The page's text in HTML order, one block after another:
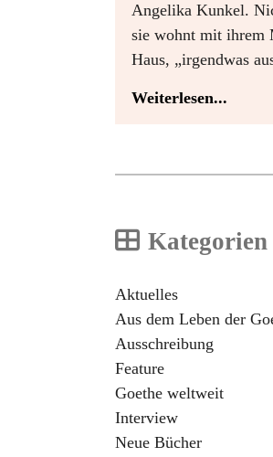
Angelika Kunkel.
sie wohnt mit ihrem
Haus, „irgendwas
Weiterlesen...
Kategorien
Aktuelles
Aus dem Leben der
Ausschreibung
Feature
Goethe weltweit
Interview
Neue Bücher